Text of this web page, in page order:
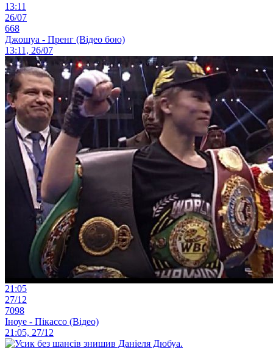
13:11
26/07
668
Джошуа - Пренг (Відео бою)
13:11, 26/07
21:05
27/12
7098
Іноуе - Пікассо (Відео)
21:05, 27/12